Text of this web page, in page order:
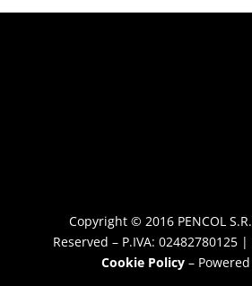
Copyright © 2016 PENCOL
Reserved – P.IVA: 02482780125 |
Cookie Policy–